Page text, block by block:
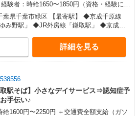
験者：時給1650〜1850円（資格・経験によ
5
円 ◆昇給あり ◆支払い方法 ※日
/週払い/月払い対応も可能です。詳しくは面談
相談ください。 ◆交通費：別途全額支給 ※
定あり
県千葉市緑区 【最寄駅】 ◆京成千原線
ゆみ野駅」 ◆JR外房線「鎌取駅」 ◆京成千
！
詳細を見る
取駅そば】小さなデイサービス⇒認知症予
手伝い♪
給1600円〜2250円 ＋交通費全額支給（ガソ